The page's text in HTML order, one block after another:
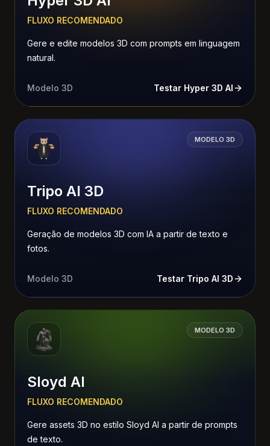
FLUXO RECOMENDADO
Gere e edite modelos 3D com prompts em linguagem
natural.
Modelo 3D Testar Hyper 3D AI
MODELO 3D
Tripo AI 3D
FLUXO RECOMENDADO
Geração de modelos 3D com IA a partir de texto e
fotos.
Modelo 3D Testar Tripo AI 3D
MODELO 3D
Sloyd AI
FLUXO RECOMENDADO
Gere assets 3D no estilo Sloyd AI a partir de prompts
de texto.